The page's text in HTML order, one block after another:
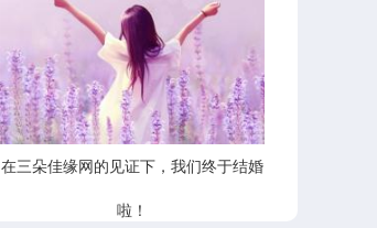
在三朵佳缘网的见证下，我们终于结婚
啦！